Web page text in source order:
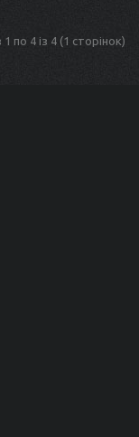
по 4 із 4 (1 сторінок)